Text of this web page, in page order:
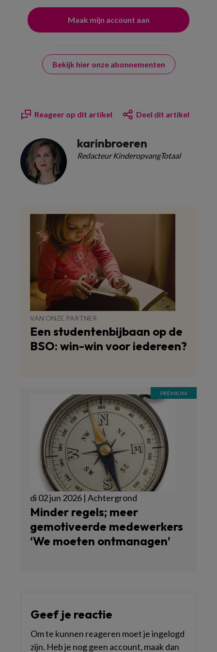
Bekijk hier onze abonnementen
Reageer op dit artikel Deel dit artikel
karinbroeren
Redacteur KinderopvangTotaal
VAN ONZE PARTNER
Een studentenbijbaan op de
BSO: win-win voor iedereen?
di 02 jun 2026 | Achtergrond
Minder regels; meer
gemotiveerde medewerkers
‘We moeten ontmanagen’
Geef je reactie
Om te kunnen reageren moet je ingelogd
zijn. Heb je nog geen account, maak dan